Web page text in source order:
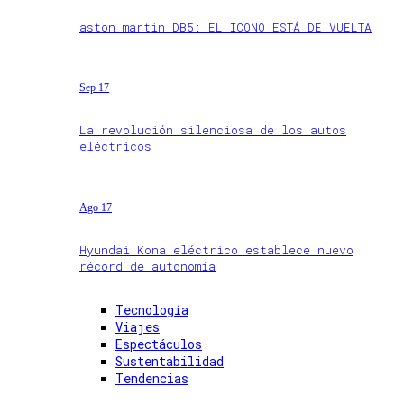
aston martin DB5: EL ICONO ESTÁ DE VUELTA
Sep 17
La revolución silenciosa de los autos
eléctricos
Ago 17
Hyundai Kona eléctrico establece nuevo
récord de autonomía
Tecnología
Viajes
Espectáculos
Sustentabilidad
Tendencias